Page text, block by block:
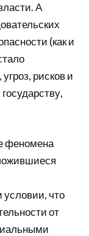
А
(как и
рисков и
феномена
условии, что
от